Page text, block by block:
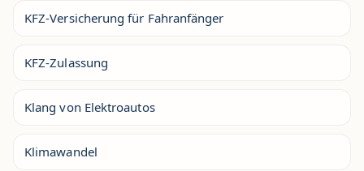
KFZ-Versicherung für Fahranfänger
KFZ-Zulassung
Klang von Elektroautos
Klimawandel